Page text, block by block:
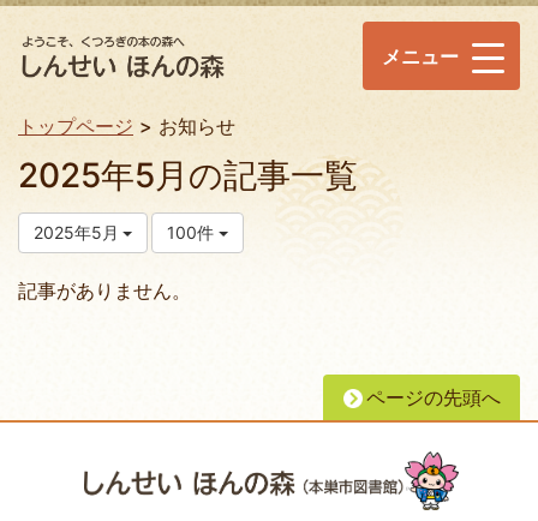
メニュー
トップページ お知らせ
2025年5月の記事一覧
2025年5月 100件
記事がありません。
ページの先頭へ